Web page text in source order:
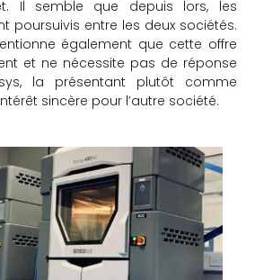
Il semble que depuis lors, les
poursuivis entre les deux sociétés.
également que cette offre
et ne nécessite pas de réponse
la présentant plutôt comme
sincère pour l’autre société.